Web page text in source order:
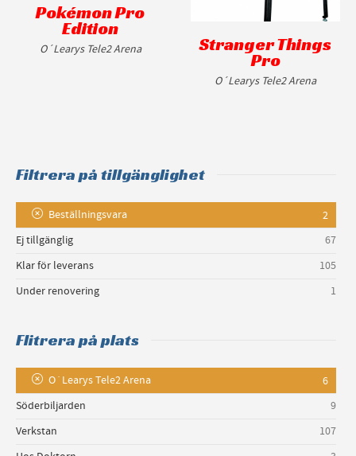
Pokémon Pro
Edition
O´Learys Tele2 Arena Stranger Things
Pro
O´Learys Tele2 Arena
Filtrera på tillgänglighet
Beställningsvara
2
Ej tillgänglig
67
Klar för leverans
105
Under renovering
1
Flitrera på plats
O´Learys Tele2 Arena
6
Söderbiljarden
9
Verkstan
107